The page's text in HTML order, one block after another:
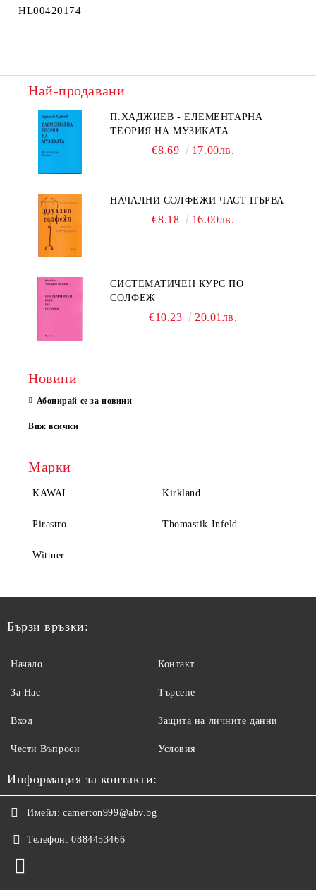
HL00420174
Най-продавани
П.ХАДЖИЕВ - ЕЛЕМЕНТАРНА
ТЕОРИЯ НА МУЗИКАТА
€8.69 17.00лв.
НАЧАЛНИ СОЛФЕЖИ ЧАСТ ПЪРВА
€8.18 16.00лв.
СИСТЕМАТИЧЕН КУРС ПО
СОЛФЕЖ
€10.23 20.01лв.
Новини
Абонирай се за новини
Виж всички
Марки
KAWAI Kirkland
Pirastro Thomastik Infeld
Wittner
Бързи връзки:
Начало
За Нас
Вход
Чести Въпроси
Контакт
Търсене
Защита на личните данни
Условия
Информация за контакти:
Имейл: camerton999@abv.bg
Телефон: 0884453466